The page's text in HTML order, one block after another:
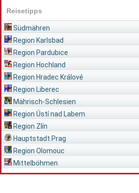
Reisetipps
Südmähren
Region Karlsbad
Region Pardubice
Region Hochland
Region Hradec Králové
Region Liberec
Mährisch-Schlesien
Region Ústí nad Labem
Region Zlín
Hauptstadt Prag
Region Olomouc
Mittelböhmen